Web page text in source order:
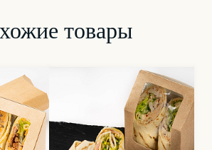
товары